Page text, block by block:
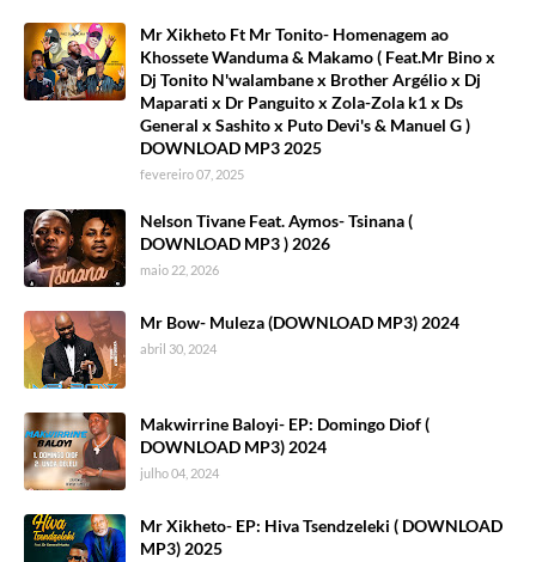
Mr Xikheto Ft Mr Tonito- Homenagem ao
Khossete Wanduma & Makamo ( Feat.Mr Bino x
Dj Tonito N'walambane x Brother Argélio x Dj
Maparati x Dr Panguito x Zola-Zola k1 x Ds
General x Sashito x Puto Devi's & Manuel G )
DOWNLOAD MP3 2025
fevereiro 07, 2025
Nelson Tivane Feat. Aymos- Tsinana (
DOWNLOAD MP3 ) 2026
maio 22, 2026
Mr Bow- Muleza (DOWNLOAD MP3) 2024
abril 30, 2024
Makwirrine Baloyi- EP: Domingo Diof (
DOWNLOAD MP3) 2024
julho 04, 2024
Mr Xikheto- EP: Hiva Tsendzeleki ( DOWNLOAD
MP3) 2025